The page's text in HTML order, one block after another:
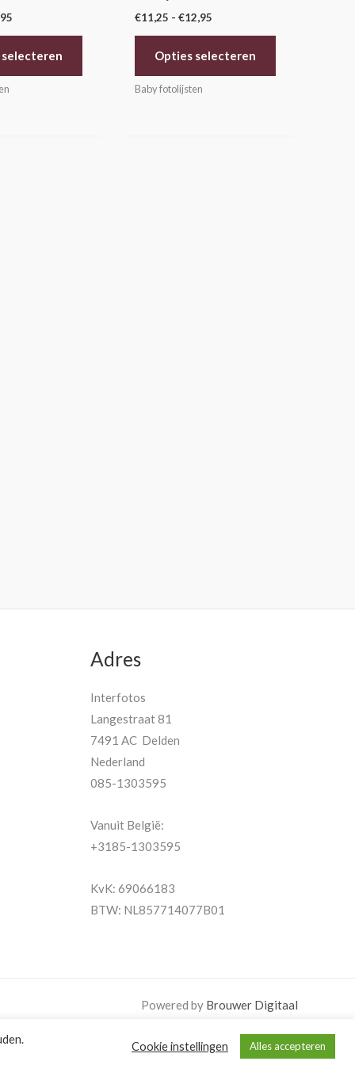
productpagina
€11,25 - €12,95
Opties selecteren
Baby fotolijsten
Adres
Interfotos
Langestraat 81
7491 AC Delden
Nederland
085-1303595
Vanuit België:
+3185-1303595
KvK: 69066183
BTW: NL857714077B01
Powered by Brouwer Digitaal
Cookie instellingen Alles accepteren